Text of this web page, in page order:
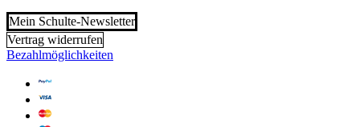
Mein Schulte-Newsletter
Vertrag widerrufen
Bezahlmöglichkeiten